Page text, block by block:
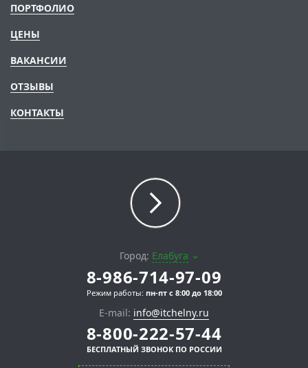
ПОРТФОЛИО
ЦЕНЫ
ВАКАНСИИ
ОТЗЫВЫ
КОНТАКТЫ
Город: Елабуга
8-986-714-97-09
Режим работы: пн-пт с 8:00 до 18:00
E-mail: info@itchelny.ru
8-800-222-57-44
БЕСПЛАТНЫЙ ЗВОНОК ПО РОССИИ